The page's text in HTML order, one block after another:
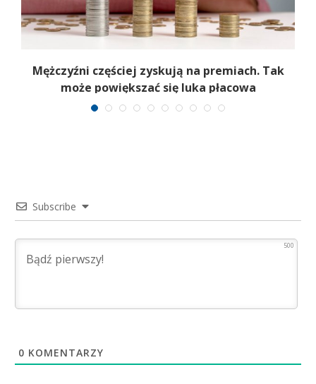
Mężczyźni częściej zyskują na premiach. Tak
może powiększać się luka płacowa
Subscribe
500
0 KOMENTARZY